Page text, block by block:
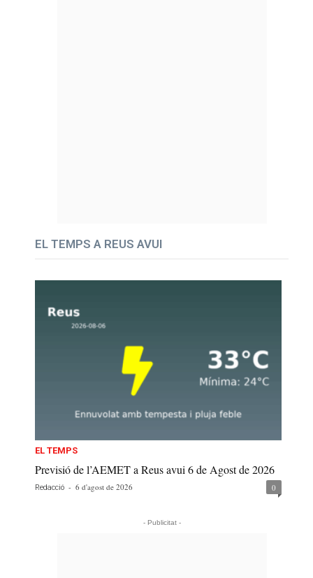
EL TEMPS A REUS AVUI
EL TEMPS
Previsió de l’AEMET a Reus avui 6 de Agost de 2026
Redacció - 6 d'agost de 2026 0
- Publicitat -